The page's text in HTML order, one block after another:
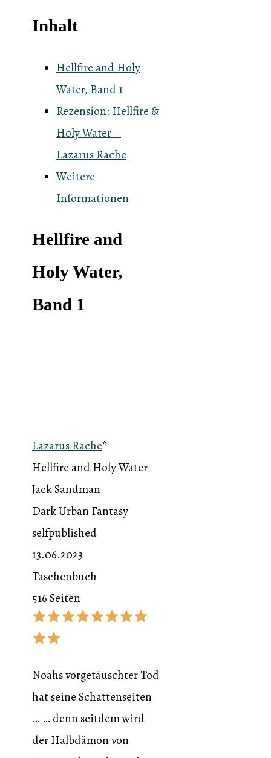
Inhalt
Hellfire and Holy
Water, Band 1
Rezension: Hellfire &
Holy Water –
Lazarus Rache
Weitere
Informationen
Hellfire and
Holy Water,
Band 1
Lazarus Rache*
Hellfire and Holy Water
Jack Sandman
Dark Urban Fantasy
selfpublished
13.06.2023
Taschenbuch
516 Seiten
Noahs vorgetäuschter Tod
hat seine Schattenseiten
… … denn seitdem wird
der Halbdämon von